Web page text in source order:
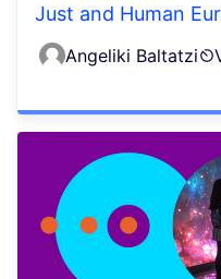
Just and Human
Angeliki Baltatzi